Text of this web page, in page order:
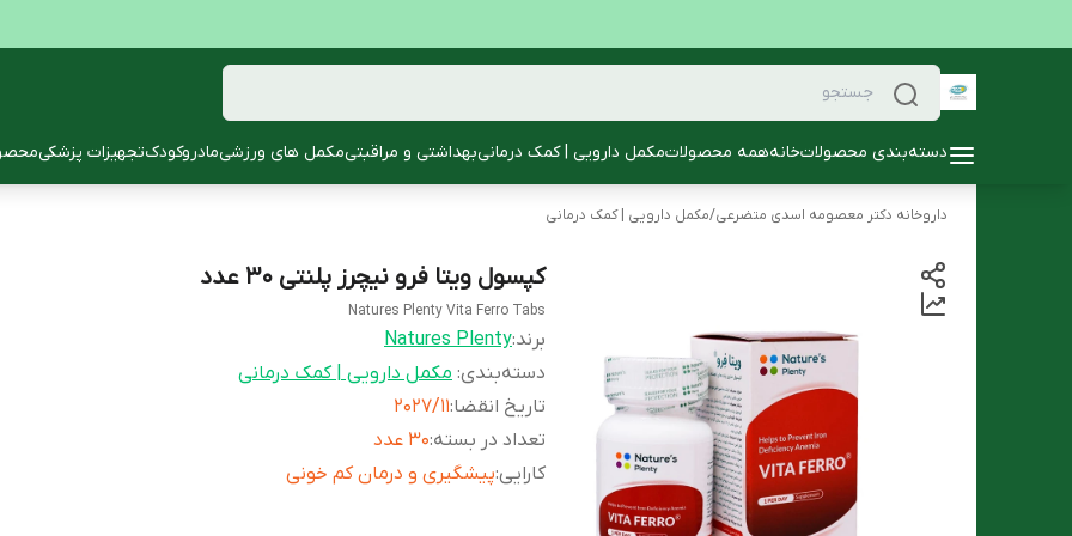
دسته‌بندی محصولاتخانههمه محصولاتمکمل دارویی | کمک درمانیبهداشتی و مراقبتیمکمل های ورزشیمادروکودکتجهیزات پزشکی
داروخانه دکتر معصومه اسدی متضرعی/مکمل دارویی | کمک درمانی
کپسول ویتا فرو نیچرز پلنتی 30 عدد
Natures Plenty Vita Ferro Tabs
برند:Natures Plenty
دسته‌بندی: مکمل دارویی | کمک درمانی
تاریخ انقضا:
2027/11
تعداد در بسته:30 عدد
کارایی:پیشگیری و درمان کم خونی